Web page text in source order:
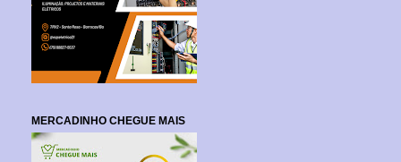
MERCADINHO CHEGUE MAIS